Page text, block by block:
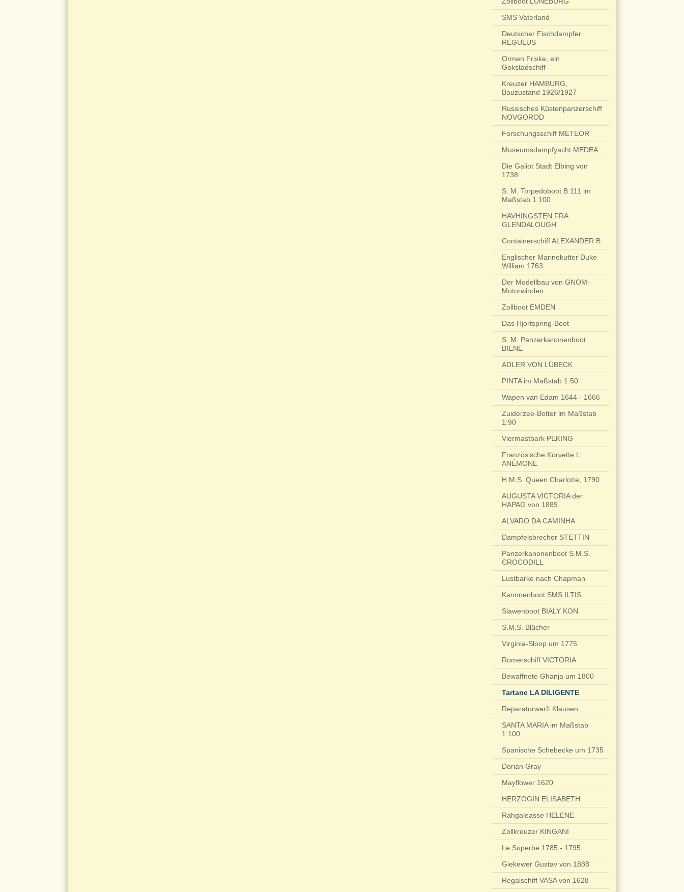
SMS Vaterland
Deutscher Fischdampfer
REGULUS
Ormen Friske, ein
Gokstadschiff
Kreuzer HAMBURG,
Bauzustand 1926/1927
Russisches Küstenpanzerschiff
NOVGOROD
Forschungsschiff METEOR
Museumsdampfyacht MEDEA
Die Galiot Stadt Elbing von
1738
S. M. Torpedoboot B 111 im
Maßstab 1:100
HAVHINGSTEN FRA
GLENDALOUGH
Containerschiff ALEXANDER B.
Englischer Marinekutter Duke
William 1763
Der Modellbau von GNOM-
Motorwinden
Zollboot EMDEN
Das Hjortspring-Boot
S. M. Panzerkanonenboot
BIENE
ADLER VON LÜBECK
PINTA im Maßstab 1:50
Wapen van Edam 1644 - 1666
Zuiderzee-Botter im Maßstab
1:90
Viermastbark PEKING
Französische Korvette L‘
ANÉMONE
H.M.S. Queen Charlotte, 1790
AUGUSTA VICTORIA der
HAPAG von 1889
ALVARO DA CAMINHA
Dampfeisbrecher STETTIN
Panzerkanonenboot S.M.S.
CROCODILL
Lustbarke nach Chapman
Kanonenboot SMS ILTIS
Slawenboot BIALY KON
S.M.S. Blücher
Virginia-Sloop um 1775
Römerschiff VICTORIA
Bewaffnete Ghanja um 1800
Tartane LA DILIGENTE
Reparaturwerft Klausen
SANTA MARIA im Maßstab
1:100
Spanische Schebecke um 1735
Dorian Gray
Mayflower 1620
HERZOGIN ELISABETH
Rahgaleasse HELENE
Zollkreuzer KINGANI
Le Superbe 1785 - 1795
Giekewer Gustav von 1888
Regalschiff VASA von 1628